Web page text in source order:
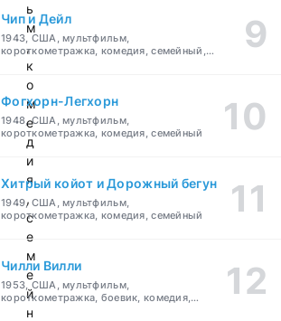
ь
м
,
к
о
м
е
д
и
я
,
с
е
м
е
й
н
Чип и Дейл
1943, США, мультфильм,
короткометражка, комедия, семейный,
детский
Фогхорн-Легхорн
1948, США, мультфильм,
короткометражка, комедия, семейный
Хитрый койот и Дорожный бегун
1949, США, мультфильм,
короткометражка, комедия, семейный
Чилли Вилли
1953, США, мультфильм,
короткометражка, боевик, комедия,
приключения, семейный